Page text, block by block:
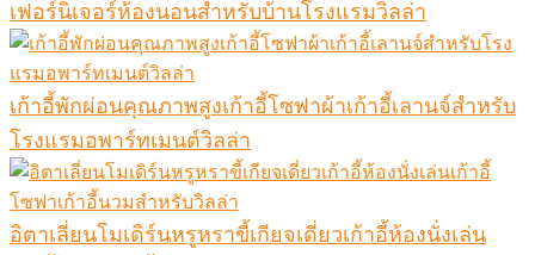
เฟอร์นิเจอร์ห้องนอนสำหรับบ้านโรงแรมวิลล่า
เก้าอี้พักผ่อนคุณภาพสูงเก้าอี้โซฟาผ้าเก้าอี้เลานจ์สำหรับ
โรงแรมอพาร์ทเมนต์วิลล่า
อิตาเลี่ยนโมเดิร์นหรูหราขี้เกียจเดี่ยวเก้าอี้ห้องนั่งเล่น